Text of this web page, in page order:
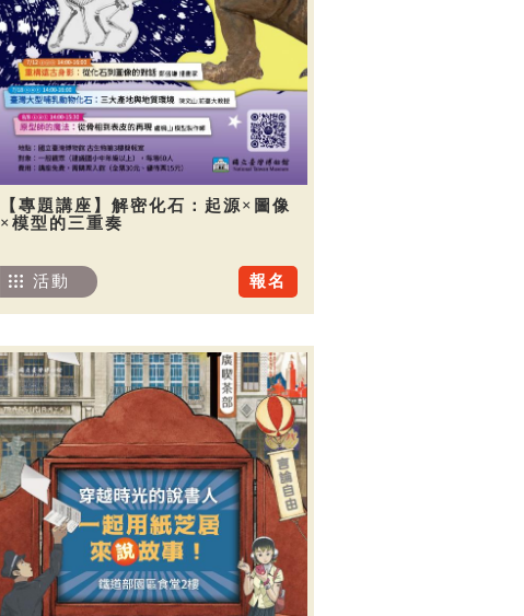
【專題講座】解密化石：起源×圖像
×模型的三重奏
報名
活動